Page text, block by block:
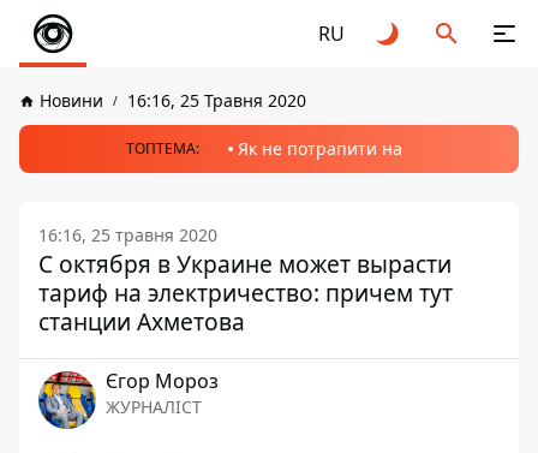
RU
Новини 16:16, 25 Травня 2020
ТОПТЕМА: Як не потрапити на
16:16, 25 травня 2020
С октября в Украине может вырасти
тариф на электричество: причем тут
станции Ахметова
Єгор Мороз
ЖУРНАЛІСТ